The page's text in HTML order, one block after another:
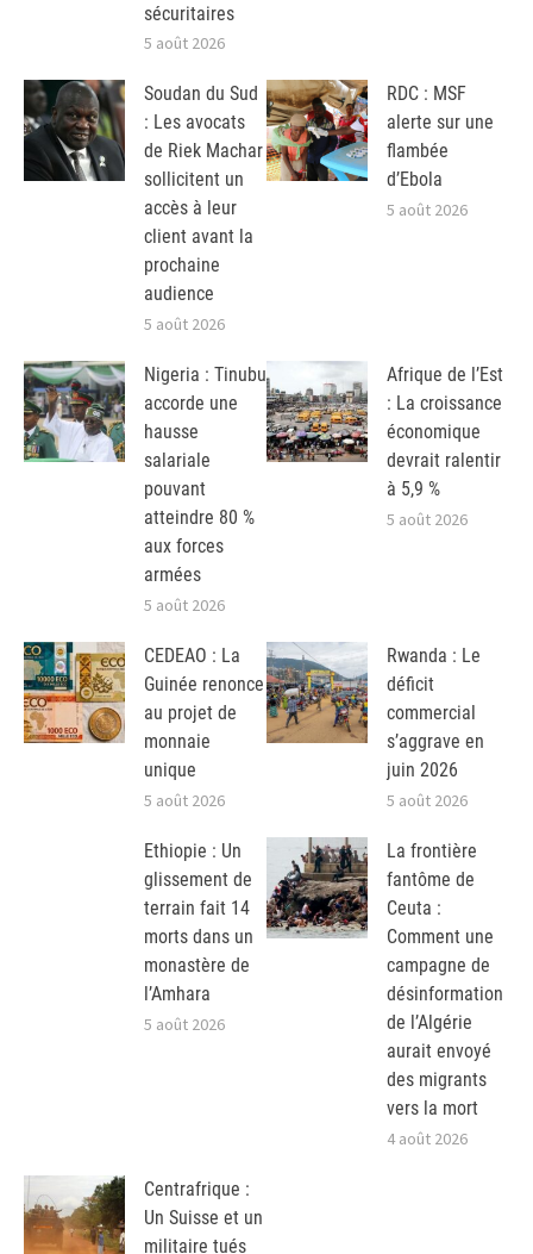
sécuritaires
5 août 2026
Soudan du Sud
: Les avocats
de Riek Machar
sollicitent un
accès à leur
client avant la
prochaine
audience
5 août 2026
RDC : MSF
alerte sur une
flambée
d’Ebola
5 août 2026
Nigeria : Tinubu
accorde une
hausse
salariale
pouvant
atteindre 80 %
aux forces
armées
5 août 2026
Afrique de l’Est
: La croissance
économique
devrait ralentir
à 5,9 %
5 août 2026
CEDEAO : La
Guinée renonce
au projet de
monnaie
unique
5 août 2026
Rwanda : Le
déficit
commercial
s’aggrave en
juin 2026
5 août 2026
Ethiopie : Un
glissement de
terrain fait 14
morts dans un
monastère de
l’Amhara
5 août 2026
La frontière
fantôme de
Ceuta :
Comment une
campagne de
désinformation
de l’Algérie
aurait envoyé
des migrants
vers la mort
4 août 2026
Centrafrique :
Un Suisse et un
militaire tués